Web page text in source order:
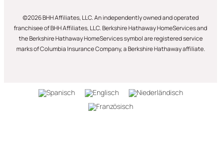
©2026 BHH Affiliates, LLC. An independently owned and operated
franchisee of BHH Affiliates, LLC. Berkshire Hathaway HomeServices and
the Berkshire Hathaway HomeServices symbol are registered service
marks of Columbia Insurance Company, a Berkshire Hathaway affiliate.